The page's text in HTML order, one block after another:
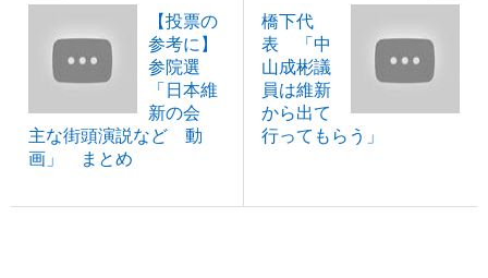
【投票の
参考に】
参院選
「日本維
新の会
主な街頭演説など 動
画」 まとめ
橋下代
表 「中
山成彬議
員は維新
から出て
行ってもらう」